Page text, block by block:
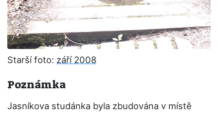
Starší foto: září 2008
Poznámka
Jasníkova studánka byla zbudována v místě